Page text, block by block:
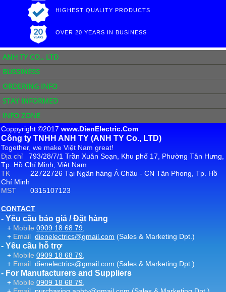
HIGHEST QUALITY PRODUCTS
OVER 20 YEARS IN BUSINESS
ANH TY CO., LTD
BUSSINESS
ORDERING INFO
STAY INFORMED
INFO ZONE
Coppyright ©2017www.DienElectric.Com
Công ty TNHH ANH TY (ANH TY Co., LTD)
Together, we make Việt Nam great!
Địa chỉ793/28/7/1 Trần Xuân Soạn, Khu phố 17, Phường Tân Hưng,
Tp. Hồ Chí Minh, Việt Nam
TK 22722726 Tại Ngân hàng Á Châu - CN Tân Phong, Tp. Hồ
Chí Minh
MST0315107123
CONTACT
- Yêu cầu báo giá / Đặt hàng
+ Mobile 0909 18 68 79
+ Email dienelectrics@gmail.com (Sales & Marketing Dpt.)
- Yêu cầu hỗ trợ
+ Mobile 0909 18 68 79
+ Email dienelectrics@gmail.com (Sales & Marketing Dpt.)
- For Manufacturers and Suppliers
+ Mobile 0909 18 68 79